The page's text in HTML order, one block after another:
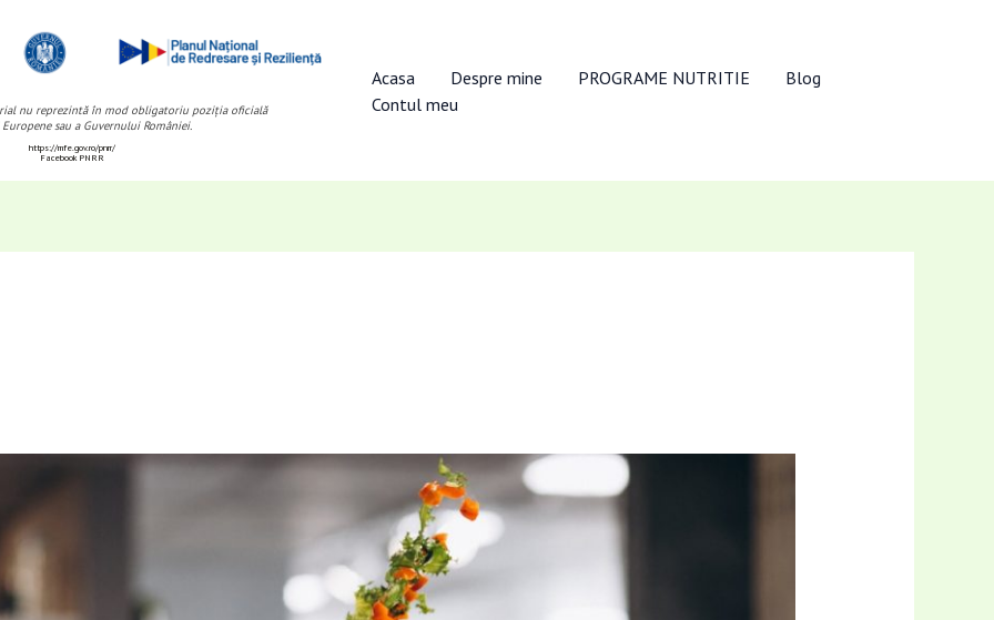
nu reprezintă în mod obligatoriu poziția oficială
sau a Guvernului României.
https://mfe.gov.ro/pnrr/
Facebook PNRR
Acasa Despre mine PROGRAME NUTRITIE
Blog
Contul meu